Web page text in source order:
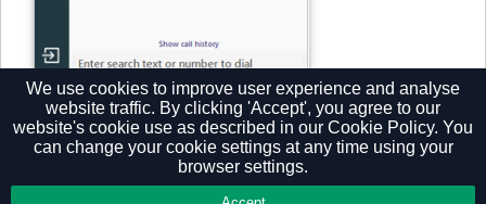
We use cookies to improve user experience and analyse
website traffic. By clicking 'Accept', you agree to our
website's cookie use as described in our Cookie Policy. You
can change your cookie settings at any time using your
browser settings.